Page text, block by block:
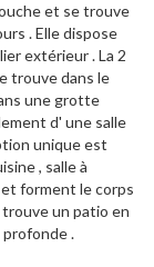
et se trouve
. Elle dispose
extérieur . La 2
trouve dans le
une grotte
d' une salle
unique est
, salle à
forment le corps
trouve un patio en
.